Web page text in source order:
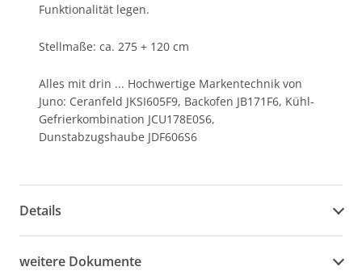
Funktionalität legen.
Stellmaße: ca. 275 + 120 cm
Alles mit drin ... Hochwertige Markentechnik von
Juno: Ceranfeld JKSI605F9, Backofen JB171F6, Kühl-
Gefrierkombination JCU178E0S6,
Dunstabzugshaube JDF606S6
Details
weitere Dokumente